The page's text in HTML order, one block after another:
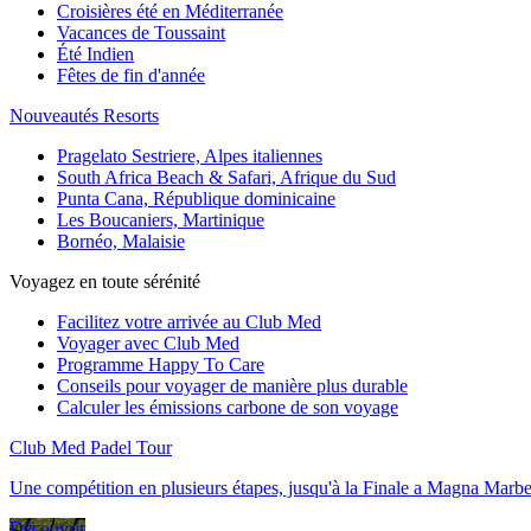
Croisières été en Méditerranée
Vacances de Toussaint
Été Indien
Fêtes de fin d'année
Nouveautés Resorts
Pragelato Sestriere, Alpes italiennes
South Africa Beach & Safari, Afrique du Sud
Punta Cana, République dominicaine
Les Boucaniers, Martinique
Bornéo, Malaisie
Voyagez en toute sérénité
Facilitez votre arrivée au Club Med
Voyager avec Club Med
Programme Happy To Care
Conseils pour voyager de manière plus durable
Calculer les émissions carbone de son voyage
Club Med Padel Tour
Une compétition en plusieurs étapes, jusqu'à la Finale a Magna